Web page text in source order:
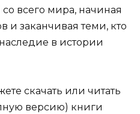
всего мира, начиная
и заканчивая теми, кто
в истории
скачать или читать
версию) книги